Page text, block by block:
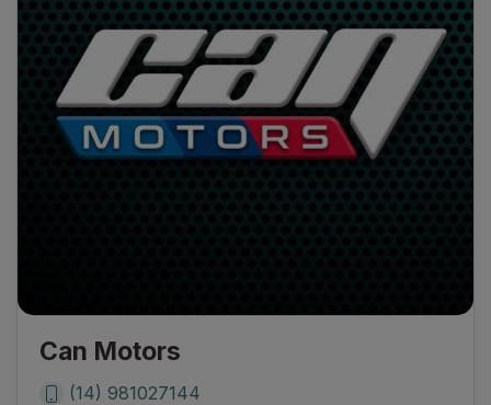
Can Motors
(14) 981027144